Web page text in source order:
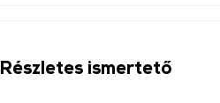
Részletes ismertető